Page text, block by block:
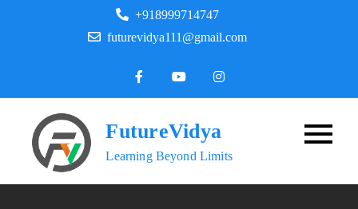
+918999714747
futurevidya111@gmail.com
FutureVidya
Learning Beyond Limits